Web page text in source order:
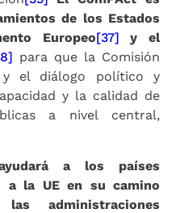
de los Estados
Europeo[37] y el
para que la Comisión
y el diálogo político y
y la calidad de
a nivel central,
a los países
a la UE en su camino
administraciones